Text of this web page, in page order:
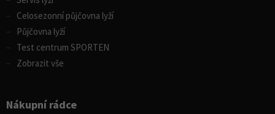
Celosezonní půjčovna lyží
Půjčovna lyží
Test centrum SPORTEN
Zobrazit vše
Nákupní rádce